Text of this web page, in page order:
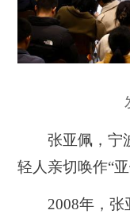
张亚佩，宁波
轻人亲切唤作“亚
2008年，张